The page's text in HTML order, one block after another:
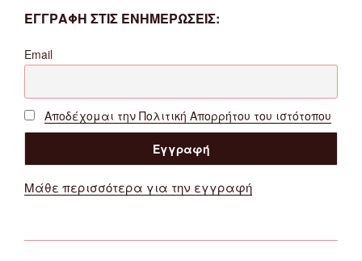
ΕΓΓΡΑΦΗ ΣΤΙΣ ΕΝΗΜΕΡΩΣΕΙΣ:
Email
Αποδέχομαι την Πολιτική Απορρήτου του ιστότοπου
Μάθε περισσότερα για την εγγραφή